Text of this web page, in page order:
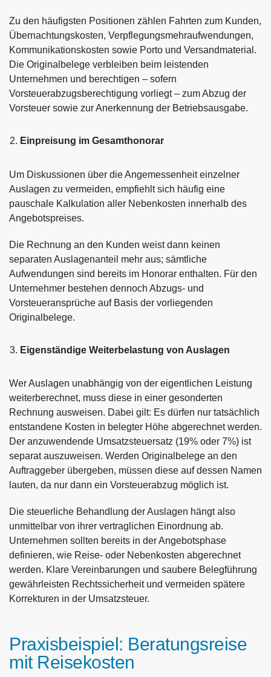
Zu den häufigsten Positionen zählen Fahrten zum Kunden,
Übernachtungskosten, Verpflegungsmehraufwendungen,
Kommunikationskosten sowie Porto und Versandmaterial.
Die Originalbelege verbleiben beim leistenden
Unternehmen und berechtigen – sofern
Vorsteuerabzugsberechtigung vorliegt – zum Abzug der
Vorsteuer sowie zur Anerkennung der Betriebsausgabe.
Einpreisung im Gesamthonorar
Um Diskussionen über die Angemessenheit einzelner
Auslagen zu vermeiden, empfiehlt sich häufig eine
pauschale Kalkulation aller Nebenkosten innerhalb des
Angebotspreises.
Die Rechnung an den Kunden weist dann keinen
separaten Auslagenanteil mehr aus; sämtliche
Aufwendungen sind bereits im Honorar enthalten. Für den
Unternehmer bestehen dennoch Abzugs- und
Vorsteueransprüche auf Basis der vorliegenden
Originalbelege.
Eigenständige Weiterbelastung von Auslagen
Wer Auslagen unabhängig von der eigentlichen Leistung
weiterberechnet, muss diese in einer gesonderten
Rechnung ausweisen. Dabei gilt: Es dürfen nur tatsächlich
entstandene Kosten in belegter Höhe abgerechnet werden.
Der anzuwendende Umsatzsteuersatz (19% oder 7%) ist
separat auszuweisen. Werden Originalbelege an den
Auftraggeber übergeben, müssen diese auf dessen Namen
lauten, da nur dann ein Vorsteuerabzug möglich ist.
Die steuerliche Behandlung der Auslagen hängt also
unmittelbar von ihrer vertraglichen Einordnung ab.
Unternehmen sollten bereits in der Angebotsphase
definieren, wie Reise- oder Nebenkosten abgerechnet
werden. Klare Vereinbarungen und saubere Belegführung
gewährleisten Rechtssicherheit und vermeiden spätere
Korrekturen in der Umsatzsteuer.
Praxisbeispiel: Beratungsreise
mit Reisekosten